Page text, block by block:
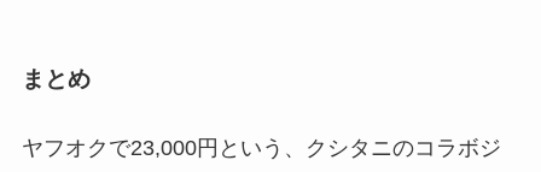
まとめ
ヤフオクで23,000円という、クシタニのコラボジ